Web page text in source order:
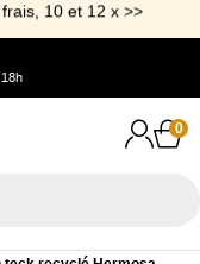
10 et 12 x >>
0